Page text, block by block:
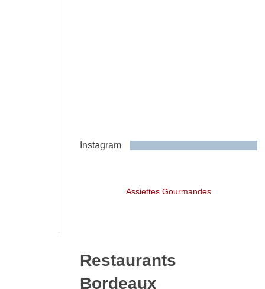
Instagram
Assiettes Gourmandes
Restaurants
Bordeaux